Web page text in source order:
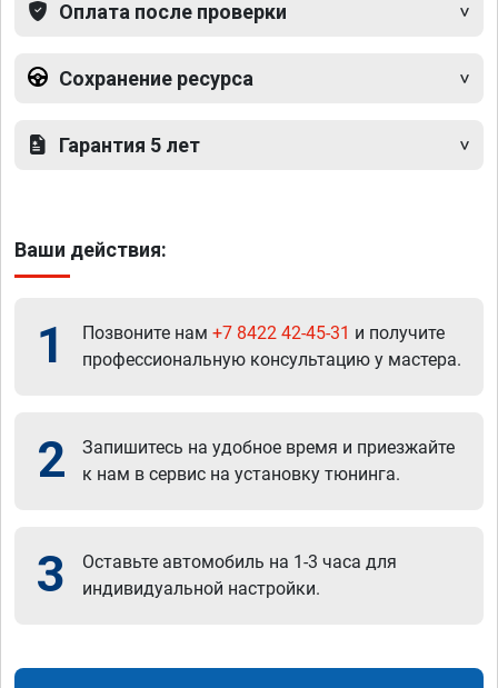
Оплата после проверки
Сохранение ресурса
Гарантия 5 лет
Ваши действия:
1 Позвоните нам +7 8422 42-45-31 и получите
профессиональную консультацию у мастера.
2
Запишитесь на удобное время и приезжайте
к нам в сервис на установку тюнинга.
3
Оставьте автомобиль на 1-3 часа для
индивидуальной настройки.